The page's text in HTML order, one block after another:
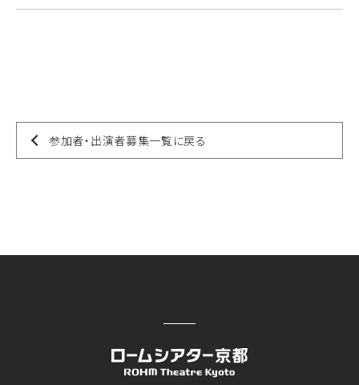
参加者・出演者募集一覧に戻る